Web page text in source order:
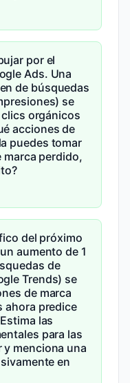
por el
Ads. Una
de búsquedas
se
orgánicos
acciones de
puedes tomar
marca perdido,
del próximo
aumento de 1
de
Trends) se
de marca
ahora predice
las
para las
menciona una
en